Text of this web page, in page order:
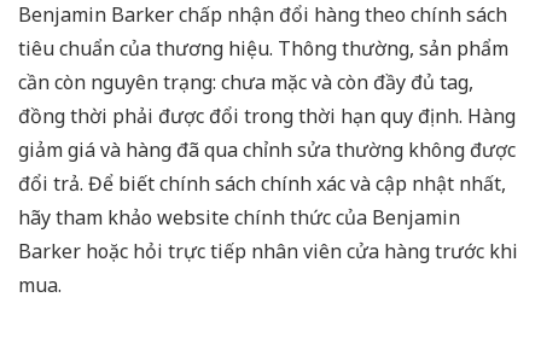
Benjamin Barker chấp nhận đổi hàng theo chính sách
tiêu chuẩn của thương hiệu. Thông thường, sản phẩm
cần còn nguyên trạng: chưa mặc và còn đầy đủ tag,
đồng thời phải được đổi trong thời hạn quy định. Hàng
giảm giá và hàng đã qua chỉnh sửa thường không được
đổi trả. Để biết chính sách chính xác và cập nhật nhất,
hãy tham khảo website chính thức của Benjamin
Barker hoặc hỏi trực tiếp nhân viên cửa hàng trước khi
mua.